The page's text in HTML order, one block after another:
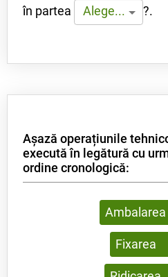
în partea
Alege... ?.
Așază operațiunile
execută în legătură cu
ordine cronologică:
Ambalarea
Fixarea